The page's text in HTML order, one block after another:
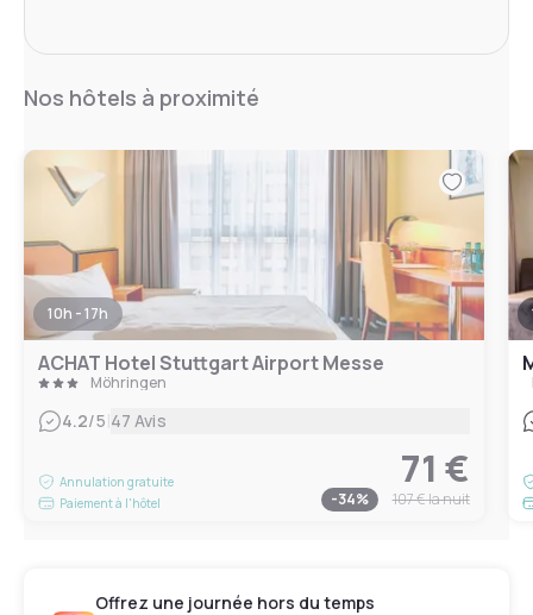
Nos hôtels à proximité
10h - 17h
ACHAT Hotel Stuttgart Airport Messe
Möhringen
4.2/5|47 Avis
Annulation gratuite
Paiement à l'hôtel
71 €
-34% 107 €la nuit
Offrez une journée hors du temps